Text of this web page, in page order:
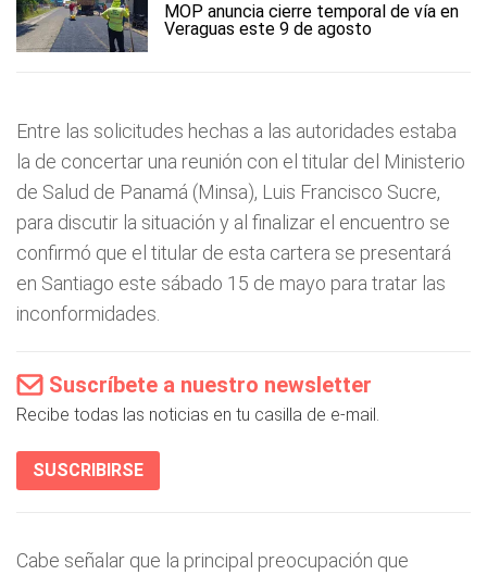
MOP anuncia cierre temporal de vía en
Veraguas este 9 de agosto
Entre las solicitudes hechas a las autoridades estaba
la de concertar una reunión con el titular del Ministerio
de Salud de Panamá (Minsa), Luis Francisco Sucre,
para discutir la situación y al finalizar el encuentro se
confirmó que el titular de esta cartera se presentará
en Santiago este sábado 15 de mayo para tratar las
inconformidades.
Suscríbete a nuestro newsletter
Recibe todas las noticias en tu casilla de e-mail.
SUSCRIBIRSE
Cabe señalar que la principal preocupación que